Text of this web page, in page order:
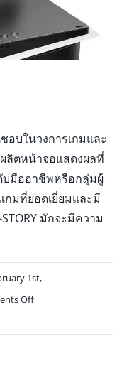
อบในวงการเกมและ
ลิตหน้าจอแสดงผลที่
บมืออาชีพหรือกลุ่มผู้
กมที่ยอดเยี่ยมและมี
มักจะมีความ
1st,
Offon